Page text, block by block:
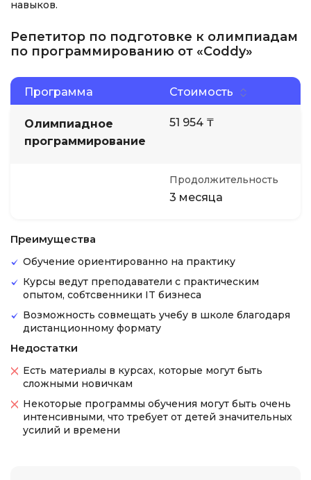
навыков.
Репетитор по подготовке к олимпиадам
по программированию от «Coddy»
Программа Стоимость
Олимпиадное
программирование
51 954 ₸
Продолжительность
3 месяца
Преимущества
Обучение ориентированно на практику
Курсы ведут преподаватели с практическим
опытом, собтсвенники IT бизнеса
Возможность совмещать учебу в школе благодаря
дистанционному формату
Недостатки
Есть материалы в курсах, которые могут быть
сложными новичкам
Некоторые программы обучения могут быть очень
интенсивными, что требует от детей значительных
усилий и времени